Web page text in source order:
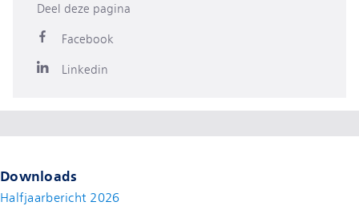
Deel deze pagina
Facebook
Linkedin
Downloads
Halfjaarbericht 2026